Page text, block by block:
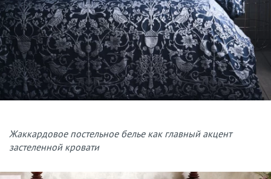
Жаккардовое постельное белье как главный акцент
застеленной кровати